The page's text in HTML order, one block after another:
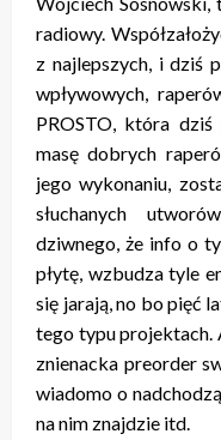
radiowy.
z najlepszych, i dziś
wpływowych,
PROSTO, która dziś
masę dobrych
jego wykonaniu,
słuchanych
dziwnego, że info o
płytę, wzbudza tyle
się jarają, no bo pięć
tego typu projektach.
znienacka preorder
wiadomo o
na nim znajdzie itd.